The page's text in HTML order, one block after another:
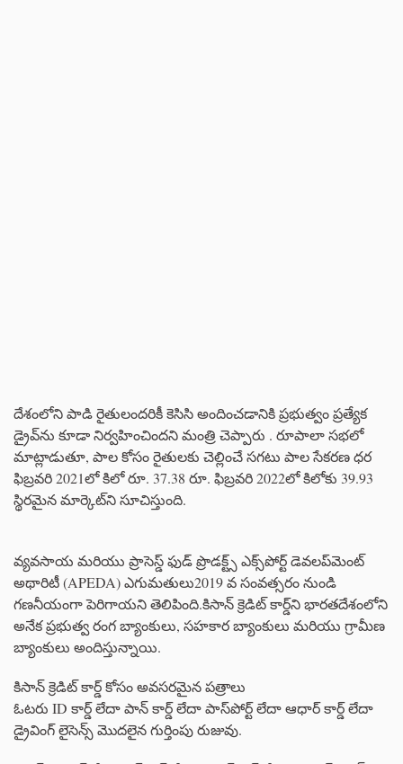
దేశంలోని పాడి రైతులందరికీ కెసిసి అందించడానికి ప్రభుత్వం ప్రత్యేక
డ్రైవ్‌ను కూడా నిర్వహించిందని మంత్రి చెప్పారు . రూపాలా సభలో
మాట్లాడుతూ, పాల కోసం రైతులకు చెల్లించే సగటు పాల సేకరణ ధర
ఫిబ్రవరి 2021లో కిలో రూ. 37.38 రూ. ఫిబ్రవరి 2022లో కిలోకు 39.93
స్థిరమైన మార్కెట్‌ని సూచిస్తుంది.
వ్యవసాయ మరియు ప్రాసెస్డ్ ఫుడ్ ప్రొడక్ట్స్ ఎక్స్‌పోర్ట్ డెవలప్‌మెంట్
అథారిటీ (APEDA) ఎగుమతులు2019 వ సంవత్సరం నుండి
గణనీయంగా పెరిగాయని తెలిపింది.కిసాన్ క్రెడిట్ కార్డ్‌ని భారతదేశంలోని
అనేక ప్రభుత్వ రంగ బ్యాంకులు, సహకార బ్యాంకులు మరియు గ్రామీణ
బ్యాంకులు అందిస్తున్నాయి.
కిసాన్ క్రెడిట్ కార్డ్ కోసం అవసరమైన పత్రాలు
ఓటరు ID కార్డ్ లేదా పాన్ కార్డ్ లేదా పాస్‌పోర్ట్ లేదా ఆధార్ కార్డ్ లేదా
డ్రైవింగ్ లైసెన్స్ మొదలైన గుర్తింపు రుజువు.